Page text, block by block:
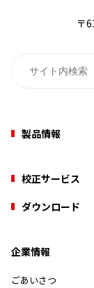
〒
製品情報
校正サービス
ダウンロード
企業情報
ごあいさつ